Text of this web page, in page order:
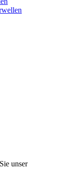
unser